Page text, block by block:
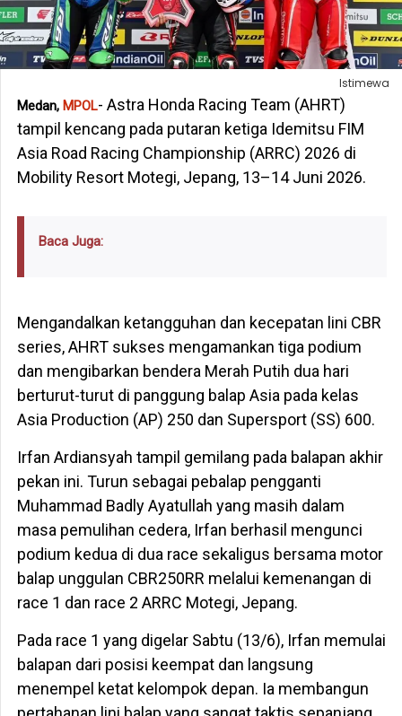
Istimewa
Medan, MPOL- Astra Honda Racing Team (AHRT)
tampil kencang pada putaran ketiga Idemitsu FIM
Asia Road Racing Championship (ARRC) 2026 di
Mobility Resort Motegi, Jepang, 13–14 Juni 2026.
Baca Juga:
Mengandalkan ketangguhan dan kecepatan lini CBR
series, AHRT sukses mengamankan tiga podium
dan mengibarkan bendera Merah Putih dua hari
berturut-turut di panggung balap Asia pada kelas
Asia Production (AP) 250 dan Supersport (SS) 600.
Irfan Ardiansyah tampil gemilang pada balapan akhir
pekan ini. Turun sebagai pebalap pengganti
Muhammad Badly Ayatullah yang masih dalam
masa pemulihan cedera, Irfan berhasil mengunci
podium kedua di dua race sekaligus bersama motor
balap unggulan CBR250RR melalui kemenangan di
race 1 dan race 2 ARRC Motegi, Jepang.
Pada race 1 yang digelar Sabtu (13/6), Irfan memulai
balapan dari posisi keempat dan langsung
menempel ketat kelompok depan. Ia membangun